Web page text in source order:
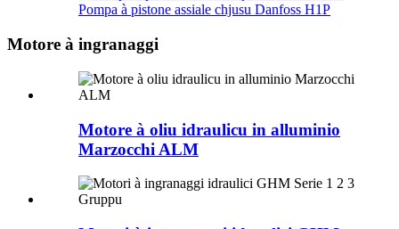
Pompa à pistone assiale chjusu Danfoss H1P
Motore à ingranaggi
Motore à oliu idraulicu in alluminio
Marzocchi ALM